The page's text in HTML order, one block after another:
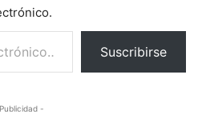
Suscribirse
-